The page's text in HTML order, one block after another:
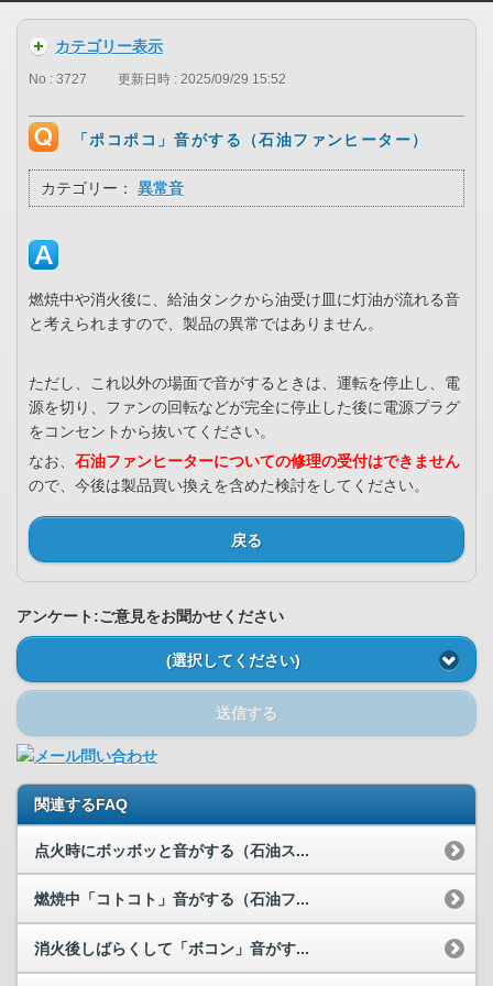
カテゴリー表示
No : 3727 更新日時 : 2025/09/29 15:52
「ポコポコ」音がする（石油ファンヒーター）
カテゴリー： 異常音
燃焼中や消火後に、給油タンクから油受け皿に灯油が流れる音
と考えられますので、製品の異常ではありません。
ただし、これ以外の場面で音がするときは、運転を停止し、電
源を切り、ファンの回転などが完全に停止した後に電源プラグ
をコンセントから抜いてください。
なお、 石油ファンヒーターについての修理の受付はできません
ので、今後は製品買い換えを含めた検討をしてください。
戻る
アンケート:ご意見をお聞かせください
(選択してください)
送信する
関連するFAQ
点火時にボッボッと音がする（石油ス...
燃焼中「コトコト」音がする（石油フ...
消火後しばらくして「ボコン」音がす...